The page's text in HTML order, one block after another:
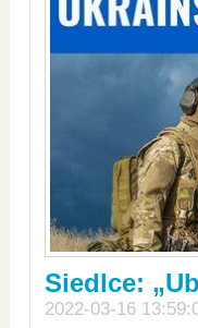
Siedlce:
2022-03-16